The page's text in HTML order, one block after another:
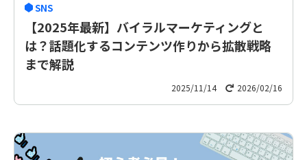
SNS
【2025年最新】バイラルマーケティングと
は？話題化するコンテンツ作りから拡散戦略
まで解説
2025/11/14 2026/02/16